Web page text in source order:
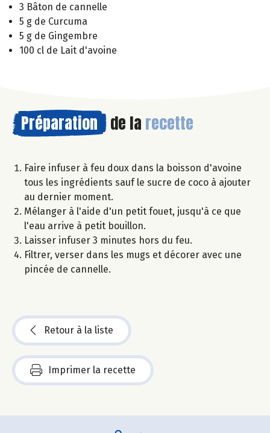
3 Bâton de cannelle
5 g de Curcuma
5 g de Gingembre
100 cl de Lait d'avoine
Préparation de la recette
Faire infuser à feu doux dans la boisson d'avoine
tous les ingrédients sauf le sucre de coco à ajouter
au dernier moment.
Mélanger à l'aide d'un petit fouet, jusqu'à ce que
l'eau arrive à petit bouillon.
Laisser infuser 3 minutes hors du feu.
Filtrer, verser dans les mugs et décorer avec une
pincée de cannelle.
Retour à la liste
Imprimer la recette